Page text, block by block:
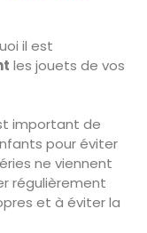
il est
les jouets de vos
important de
pour éviter
ne viennent
régulièrement
et à éviter la